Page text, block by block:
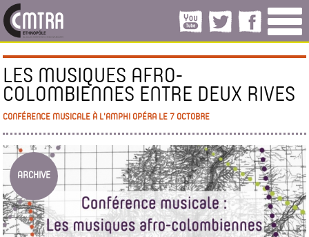
LES MUSIQUES AFRO-
COLOMBIENNES ENTRE DEUX RIVES
CONFÉRENCE MUSICALE À L'AMPHI OPÉRA LE 7 OCTOBRE
ARCHIVE